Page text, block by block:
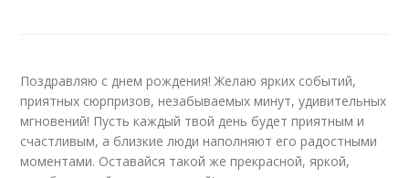
Поздравляю с днем рождения! Желаю ярких событий,
приятных сюрпризов, незабываемых минут, удивительных
мгновений! Пусть каждый твой день будет приятным и
счастливым, а близкие люди наполняют его радостными
моментами. Оставайся такой же прекрасной, яркой,